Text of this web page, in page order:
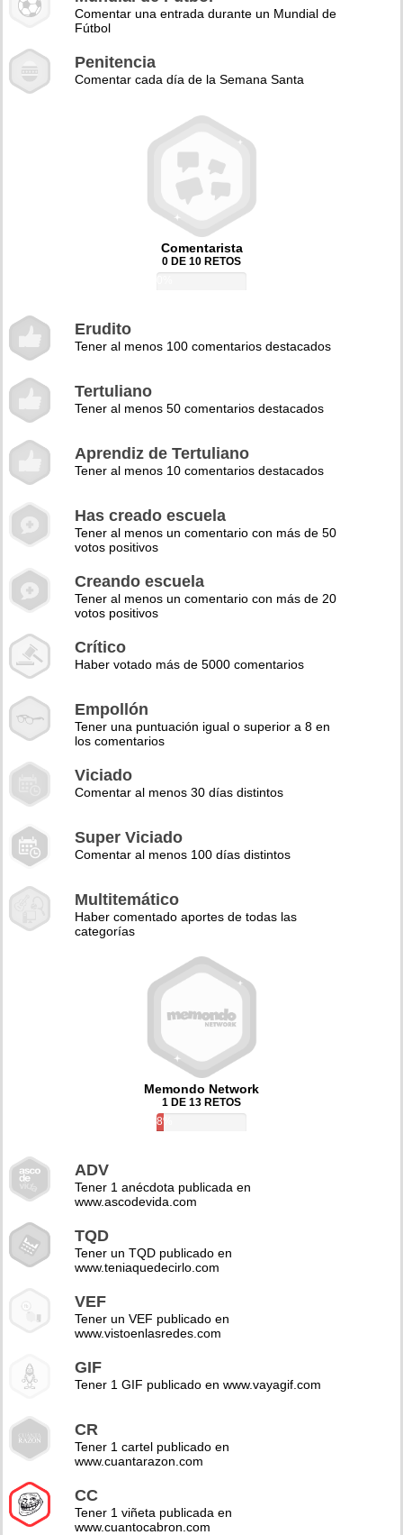
Comentar una entrada durante un Mundial de
Fútbol
Penitencia
Comentar cada día de la Semana Santa
Comentarista
0 DE 10 RETOS
Erudito
Tener al menos 100 comentarios destacados
Tertuliano
Tener al menos 50 comentarios destacados
Aprendiz de Tertuliano
Tener al menos 10 comentarios destacados
Has creado escuela
Tener al menos un comentario con más de 50
votos positivos
Creando escuela
Tener al menos un comentario con más de 20
votos positivos
Crítico
Haber votado más de 5000 comentarios
Empollón
Tener una puntuación igual o superior a 8 en
los comentarios
Viciado
Comentar al menos 30 días distintos
Super Viciado
Comentar al menos 100 días distintos
Multitemático
Haber comentado aportes de todas las
categorías
Memondo Network
1 DE 13 RETOS
8%
ADV
Tener 1 anécdota publicada en
www.ascodevida.com
TQD
Tener un TQD publicado en
www.teniaquedecirlo.com
VEF
Tener un VEF publicado en
www.vistoenlasredes.com
GIF
Tener 1 GIF publicado en www.vayagif.com
CR
Tener 1 cartel publicado en
www.cuantarazon.com
CC
Tener 1 viñeta publicada en
www.cuantocabron.com